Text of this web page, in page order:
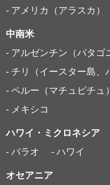
- アメリカ（アラスカ）
中南米
- アルゼンチン（パタゴ
- チリ（イースター島、
- ペルー（マチュピチュ）
- メキシコ
ハワイ・ミクロネシア
- パラオ
- ハワイ
オセアニア